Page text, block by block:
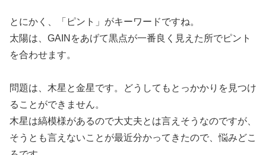
とにかく、「ピント」がキーワードですね。
太陽は、GAINをあげて黒点が一番良く見えた所でピント
を合わせます。
問題は、木星と金星です。どうしてもとっかかりを見つけ
ることができません。
木星は縞模様があるので大丈夫とは言えそうなのですが、
そうとも言えないことが最近分かってきたので、悩みどこ